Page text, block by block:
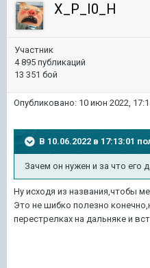
X_P_I0_H
Участник
4 895 публикаций
13 351 бой
Опубликовано: 10 июн 2022,
В 10.06.2022 в 17:13:01
Зачем он нужен и за что его
Ну исходя из названия,чтобы
Это не шибко полезно
перестрелках на дальняке и